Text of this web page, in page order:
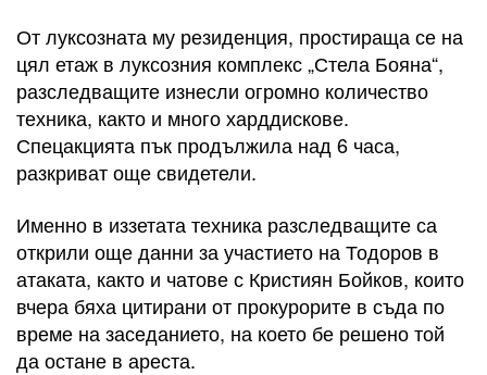
От луксозната му резиденция, простираща се на
цял етаж в луксозния комплекс „Стела Бояна“,
разследващите изнесли огромно количество
техника, както и много харддискове.
Спецакцията пък продължила над 6 часа,
разкриват още свидетели.
Именно в иззетата техника разследващите са
открили още данни за участието на Тодоров в
атаката, както и чатове с Кристиян Бойков, които
вчера бяха цитирани от прокурорите в съда по
време на заседанието, на което бе решено той
да остане в ареста.